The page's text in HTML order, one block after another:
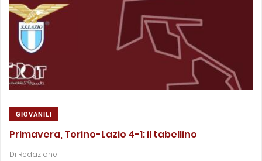
GIOVANILI
Primavera, Torino-Lazio 4-1: il tabellino
Di Redazione